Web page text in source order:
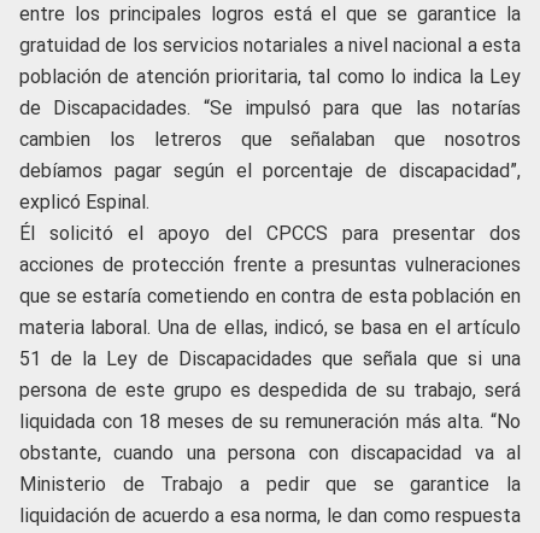
entre los principales logros está el que se garantice la
gratuidad de los servicios notariales a nivel nacional a esta
población de atención prioritaria, tal como lo indica la Ley
de Discapacidades. “Se impulsó para que las notarías
cambien los letreros que señalaban que nosotros
debíamos pagar según el porcentaje de discapacidad”,
explicó Espinal.
Él solicitó el apoyo del CPCCS para presentar dos
acciones de protección frente a presuntas vulneraciones
que se estaría cometiendo en contra de esta población en
materia laboral. Una de ellas, indicó, se basa en el artículo
51 de la Ley de Discapacidades que señala que si una
persona de este grupo es despedida de su trabajo, será
liquidada con 18 meses de su remuneración más alta. “No
obstante, cuando una persona con discapacidad va al
Ministerio de Trabajo a pedir que se garantice la
liquidación de acuerdo a esa norma, le dan como respuesta